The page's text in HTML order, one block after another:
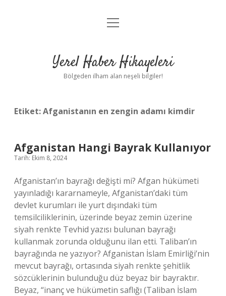
Anasayfa
Yasal Uyarı
menüyü
Yerel Haber Hikayeleri
Bölgeden ilham alan neşeli bilgiler!
Etiket:Afganistanın en zengin adamı kimdir
Afganistan Hangi Bayrak Kullanıyor
Tarih: Ekim 8, 2024
Afganistan’ın bayrağı değişti mi? Afgan hükümeti
yayınladığı kararnameyle, Afganistan’daki tüm
devlet kurumları ile yurt dışındaki tüm
temsilciliklerinin, üzerinde beyaz zemin üzerine
siyah renkte Tevhid yazısı bulunan bayrağı
kullanmak zorunda olduğunu ilan etti. Taliban’ın
bayrağında ne yazıyor? Afganistan İslam Emirliği’nin
mevcut bayrağı, ortasında siyah renkte şehitlik
sözcüklerinin bulunduğu düz beyaz bir bayraktır.
Beyaz, “inanç ve hükümetin saflığı (Taliban İslam